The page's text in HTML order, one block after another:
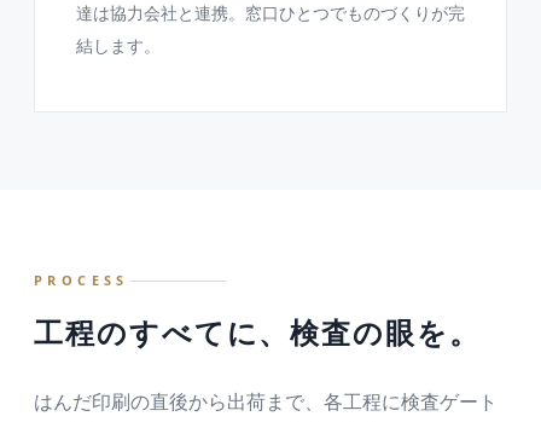
達は協力会社と連携。窓口ひとつでものづくりが完
結します。
PROCESS
工程のすべてに、検査の眼を。
はんだ印刷の直後から出荷まで、各工程に検査ゲート